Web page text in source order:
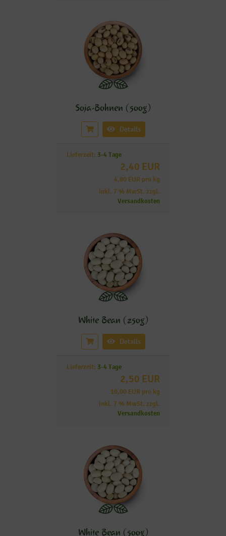
Soja-Bohnen (500g)
Details
Lieferzeit: 3-4 Tage
2,40 EUR
4,80 EUR pro kg
inkl. 7 % MwSt. zzgl.
Versandkosten
White Bean (250g)
Details
Lieferzeit: 3-4 Tage
2,50 EUR
10,00 EUR pro kg
inkl. 7 % MwSt. zzgl.
Versandkosten